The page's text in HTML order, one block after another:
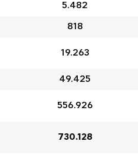
5.482
818
19.263
49.425
556.926
730.128